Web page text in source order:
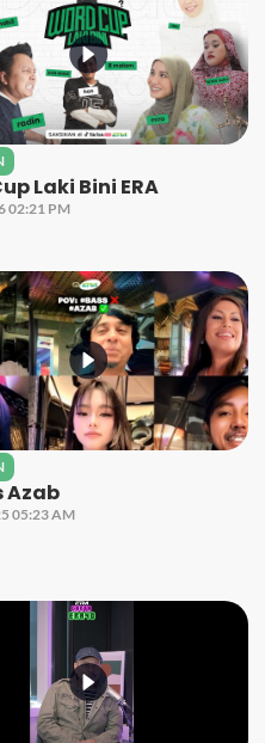
Laki Bini ERA
02:21 PM
Azab
05:23 AM